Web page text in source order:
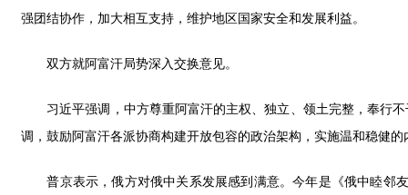
强团结协作，加大相互支持，维护地区国家安全和发展利益。
双方就阿富汗局势深入交换意见。
习近平强调，中方尊重阿富汗的主权、独立、领土完整，奉行不
调，鼓励阿富汗各派协商构建开放包容的政治架构，实施温和稳健
普京表示，俄方对俄中关系发展感到满意。今年是《俄中睦邻